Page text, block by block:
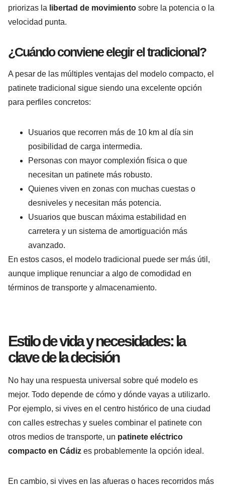
priorizas la libertad de movimiento sobre la potencia o la
velocidad punta.
¿Cuándo conviene elegir el tradicional?
A pesar de las múltiples ventajas del modelo compacto, el
patinete tradicional sigue siendo una excelente opción
para perfiles concretos:
Usuarios que recorren más de 10 km al día sin
posibilidad de carga intermedia.
Personas con mayor complexión física o que
necesitan un patinete más robusto.
Quienes viven en zonas con muchas cuestas o
desniveles y necesitan más potencia.
Usuarios que buscan máxima estabilidad en
carretera y un sistema de amortiguación más
avanzado.
En estos casos, el modelo tradicional puede ser más útil,
aunque implique renunciar a algo de comodidad en
términos de transporte y almacenamiento.
Estilo de vida y necesidades: la
clave de la decisión
No hay una respuesta universal sobre qué modelo es
mejor. Todo depende de cómo y dónde vayas a utilizarlo.
Por ejemplo, si vives en el centro histórico de una ciudad
con calles estrechas y sueles combinar el patinete con
otros medios de transporte, un patinete eléctrico
compacto en Cádiz es probablemente la opción ideal.
En cambio, si vives en las afueras o haces recorridos más